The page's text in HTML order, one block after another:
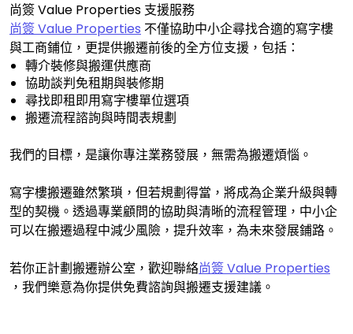
尚簽 Value Properties 支援服務
尚簽 Value Properties 不僅協助中小企尋找合適的寫字樓
與工商鋪位，更提供搬遷前後的全方位支援，包括：
轉介裝修與搬運供應商
協助談判免租期與裝修期
尋找即租即用寫字樓單位選項
搬遷流程諮詢與時間表規劃
我們的目標，是讓你專注業務發展，無需為搬遷煩惱。
寫字樓搬遷雖然繁瑣，但若規劃得當，將成為企業升級與轉
型的契機。透過專業顧問的協助與清晰的流程管理，中小企
可以在搬遷過程中減少風險，提升效率，為未來發展鋪路。
若你正計劃搬遷辦公室，歡迎聯絡尚簽 Value Properties
，我們樂意為你提供免費諮詢與搬遷支援建議。